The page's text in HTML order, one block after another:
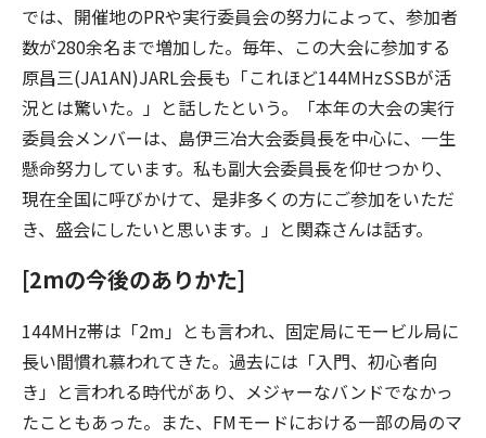
では、開催地のPRや実行委員会の努力によって、参加者
数が280余名まで増加した。毎年、この大会に参加する
原昌三(JA1AN)JARL会長も「これほど144MHzSSBが活
況とは驚いた。」と話したという。「本年の大会の実行
委員会メンバーは、島伊三冶大会委員長を中心に、一生
懸命努力しています。私も副大会委員長を仰せつかり、
現在全国に呼びかけて、是非多くの方にご参加をいただ
き、盛会にしたいと思います。」と関森さんは話す。
[2mの今後のありかた]
144MHz帯は「2m」とも言われ、固定局にモービル局に
長い間慣れ慕われてきた。過去には「入門、初心者向
き」と言われる時代があり、メジャーなバンドでなかっ
たこともあった。また、FMモードにおける一部の局のマ